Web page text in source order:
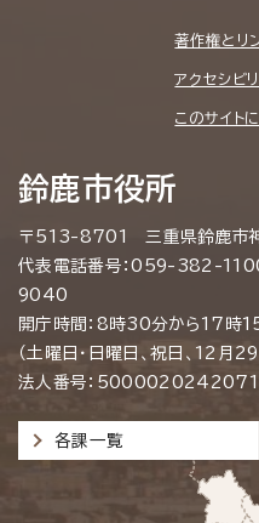
著作権とリ
アクセシビ
このサイト
鈴鹿市役所
〒513-8701 三重県鈴鹿市
代表電話番号：059-382-
9040
開庁時間：8時30分から17時
（土曜日・日曜日、祝日、12月
法人番号：5000020242071
各課一覧